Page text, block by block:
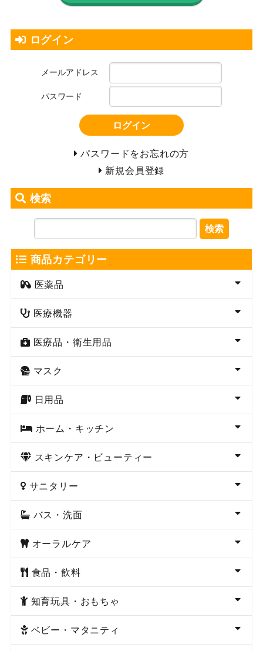
ログイン
メールアドレス
パスワード
ログイン
パスワードをお忘れの方
新規会員登録
検索
検索
商品カテゴリー
医薬品
医療機器
医療品・衛生用品
マスク
日用品
ホーム・キッチン
スキンケア・ビューティー
サニタリー
バス・洗面
オーラルケア
食品・飲料
知育玩具・おもちゃ
ベビー・マタニティ